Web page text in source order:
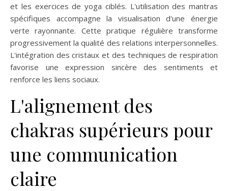
et les exercices de yoga ciblés. L'utilisation des mantras
spécifiques accompagne la visualisation d'une énergie
verte rayonnante. Cette pratique régulière transforme
progressivement la qualité des relations interpersonnelles.
L'intégration des cristaux et des techniques de respiration
favorise une expression sincère des sentiments et
renforce les liens sociaux.
L'alignement des
chakras supérieurs pour
une communication
claire